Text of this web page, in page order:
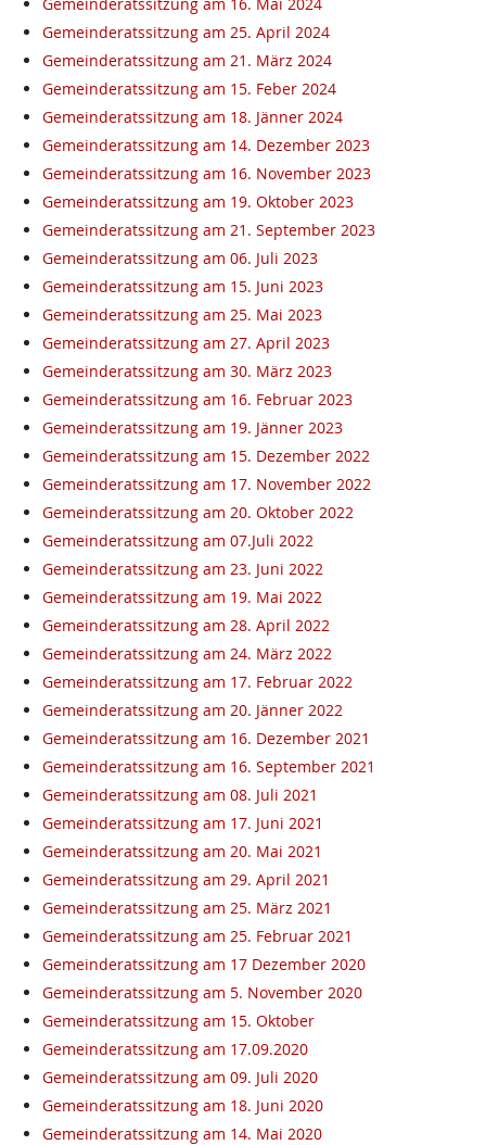
Gemeinderatssitzung am 25. April 2024
Gemeinderatssitzung am 21. März 2024
Gemeinderatssitzung am 15. Feber 2024
Gemeinderatssitzung am 18. Jänner 2024
Gemeinderatssitzung am 14. Dezember 2023
Gemeinderatssitzung am 16. November 2023
Gemeinderatssitzung am 19. Oktober 2023
Gemeinderatssitzung am 21. September 2023
Gemeinderatssitzung am 06. Juli 2023
Gemeinderatssitzung am 15. Juni 2023
Gemeinderatssitzung am 25. Mai 2023
Gemeinderatssitzung am 27. April 2023
Gemeinderatssitzung am 30. März 2023
Gemeinderatssitzung am 16. Februar 2023
Gemeinderatssitzung am 19. Jänner 2023
Gemeinderatssitzung am 15. Dezember 2022
Gemeinderatssitzung am 17. November 2022
Gemeinderatssitzung am 20. Oktober 2022
Gemeinderatssitzung am 07.Juli 2022
Gemeinderatssitzung am 23. Juni 2022
Gemeinderatssitzung am 19. Mai 2022
Gemeinderatssitzung am 28. April 2022
Gemeinderatssitzung am 24. März 2022
Gemeinderatssitzung am 17. Februar 2022
Gemeinderatssitzung am 20. Jänner 2022
Gemeinderatssitzung am 16. Dezember 2021
Gemeinderatssitzung am 16. September 2021
Gemeinderatssitzung am 08. Juli 2021
Gemeinderatssitzung am 17. Juni 2021
Gemeinderatssitzung am 20. Mai 2021
Gemeinderatssitzung am 29. April 2021
Gemeinderatssitzung am 25. März 2021
Gemeinderatssitzung am 25. Februar 2021
Gemeinderatssitzung am 17 Dezember 2020
Gemeinderatssitzung am 5. November 2020
Gemeinderatssitzung am 15. Oktober
Gemeinderatssitzung am 17.09.2020
Gemeinderatssitzung am 09. Juli 2020
Gemeinderatssitzung am 18. Juni 2020
Gemeinderatssitzung am 14. Mai 2020